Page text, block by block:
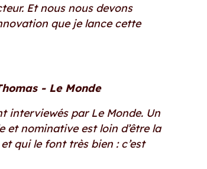
Et nous nous devons
que je lance cette
- Le Monde
interviewés par Le Monde. Un
nominative est loin d’être la
qui le font très bien : c’est